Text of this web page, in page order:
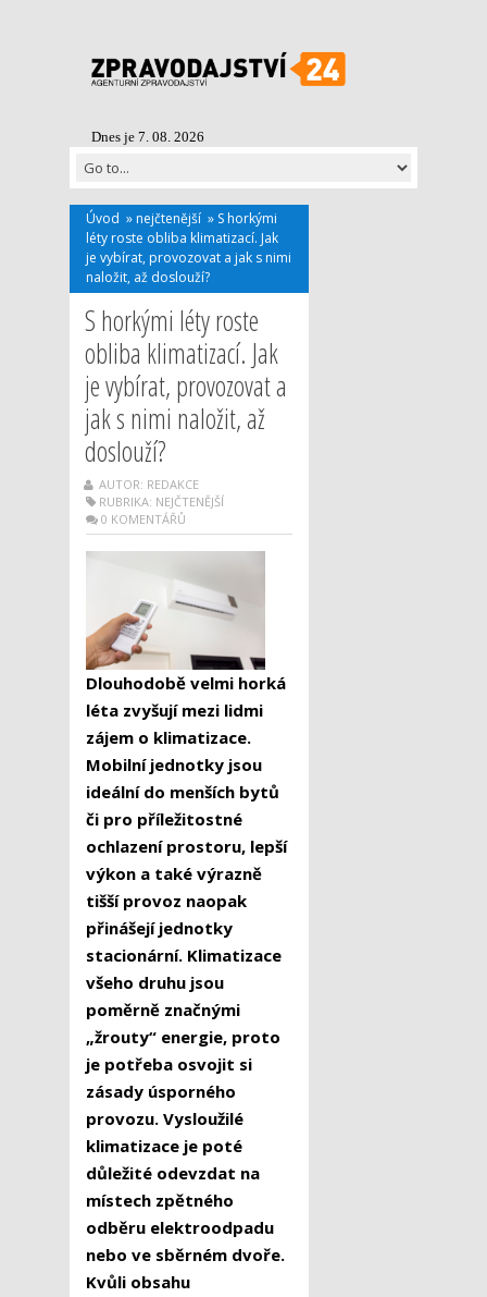
Dnes je 7. 08. 2026
Úvod » nejčtenější » S horkými
léty roste obliba klimatizací. Jak
je vybírat, provozovat a jak s nimi
naložit, až doslouží?
S horkými léty roste
obliba klimatizací. Jak
je vybírat, provozovat a
jak s nimi naložit, až
doslouží?
AUTOR: REDAKCE
RUBRIKA: NEJČTENĚJŠÍ
0 KOMENTÁŘŮ
Dlouhodobě velmi horká
léta zvyšují mezi lidmi
zájem o klimatizace.
Mobilní jednotky jsou
ideální do menších bytů
či pro příležitostné
ochlazení prostoru, lepší
výkon a také výrazně
tišší provoz naopak
přinášejí jednotky
stacionární. Klimatizace
všeho druhu jsou
poměrně značnými
„žrouty“ energie, proto
je potřeba osvojit si
zásady úsporného
provozu. Vysloužilé
klimatizace je poté
důležité odevzdat na
místech zpětného
odběru elektroodpadu
nebo ve sběrném dvoře.
Kvůli obsahu